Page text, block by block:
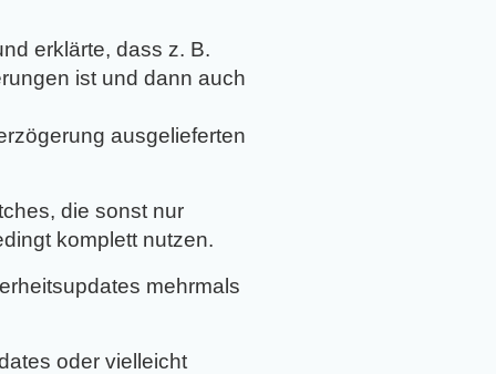
erklärte, dass z. B.
ist und dann auch
ausgelieferten
die sonst nur
komplett nutzen.
mehrmals
oder vielleicht